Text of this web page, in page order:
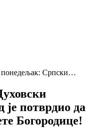
Српски…
потврдио да
Богородице!